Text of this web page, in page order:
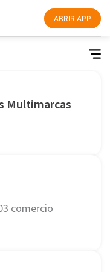
ABRIR APP
Multimarcas
comercio